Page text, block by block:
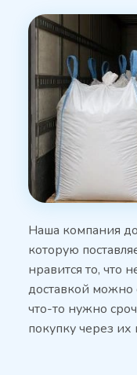
Наша компания
которую
нравится то, что
доставкой можно
что-то нужно
покупку через